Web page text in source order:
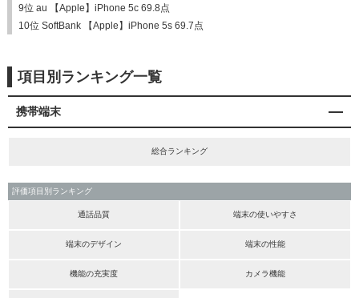
9位 au 【Apple】iPhone 5c 69.8点
10位 SoftBank 【Apple】iPhone 5s 69.7点
項目別ランキング一覧
携帯端末
総合ランキング
評価項目別ランキング
通話品質 端末の使いやすさ
端末のデザイン 端末の性能
機能の充実度 カメラ機能